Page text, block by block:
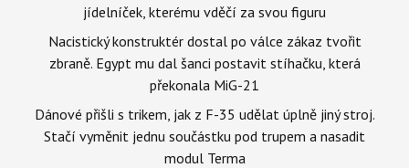
jídelníček, kterému vděčí za svou figuru
Nacistický konstruktér dostal po válce zákaz tvořit
zbraně. Egypt mu dal šanci postavit stíhačku, která
překonala MiG-21
Dánové přišli s trikem, jak z F-35 udělat úplně jiný stroj.
Stačí vyměnit jednu součástku pod trupem a nasadit
modul Terma